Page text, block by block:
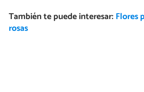
También te puede interesar: Flores
rosas